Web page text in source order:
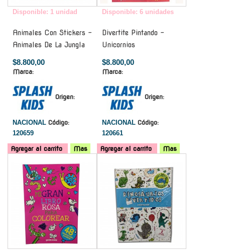
Disponible: 1 unidad
Animales Con Stickers -
Animales De La Jungla
$8.800,00
Marca:
Origen:
NACIONAL Código:
120659
Agregar al carrito Mas
Disponible: 6 unidades
Divertite Pintando -
Unicornios
$8.800,00
Marca:
Origen:
NACIONAL Código:
120661
Agregar al carrito
Mas